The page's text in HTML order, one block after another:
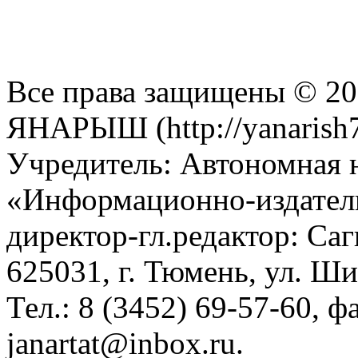
Все права защищены ©
ЯНАРЫШ (http://
Учредитель: Автономная
«Информационно-
директор-гл.редактор:
625031, г. Тюмень, ул.
Тел.: 8 (3452) 69-57-60,
janartat@inbox.ru.